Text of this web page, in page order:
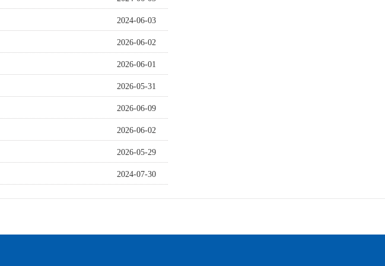
2024-06-03
2026-06-02
2026-06-01
2026-05-31
2026-06-09
2026-06-02
2026-05-29
2024-07-30